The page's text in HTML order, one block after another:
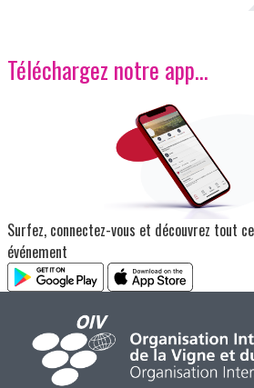
Téléchargez notre app…
Surfez, connectez-vous et découvrez tout
événement